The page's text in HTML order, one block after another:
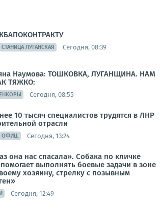
СТАНИЦА ЛУГАНСКАЯ Сегодня, 08:39
Наумова: ТОШКОВКА, ЛУГАНЩИНА. НАМ
ТЯЖКО:
Сегодня, 08:55
10 тысяч специалистов трудятся в ЛНР
отрасли
ОФИЦ. Сегодня, 13:24
она нас спасала». Собака по кличке
помогает выполнять боевые задачи в зоне
хозяину, стрелку с позывным
Сегодня, 12:49